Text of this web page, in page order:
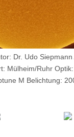
Dr. Udo
Mülheim/Ruhr
M Belichtung: